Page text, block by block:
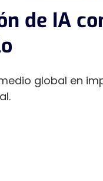
de IA
global en